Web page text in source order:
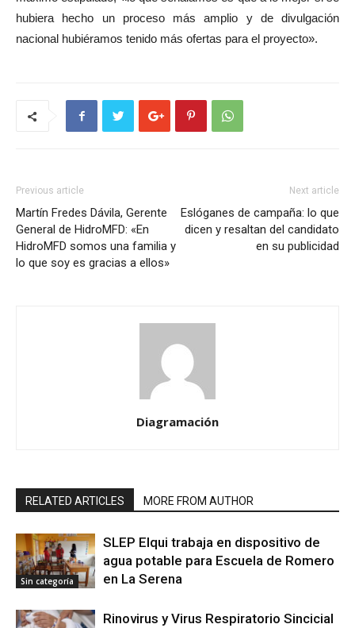
hubiera hecho un proceso más amplio y de divulgación
nacional hubiéramos tenido más ofertas para el proyecto».
Previous article
Martín Fredes Dávila, Gerente
General de HidroMFD: «En
HidroMFD somos una familia y
lo que soy es gracias a ellos»
Next article
Eslóganes de campaña: lo que
dicen y resaltan del candidato
en su publicidad
Diagramación
RELATED ARTICLES MORE FROM AUTHOR
Sin categoría
SLEP Elqui trabaja en dispositivo de
agua potable para Escuela de Romero
en La Serena
Rinovirus y Virus Respiratorio Sincicial